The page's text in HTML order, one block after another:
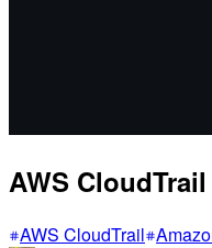
AWS
AWS CloudTrail